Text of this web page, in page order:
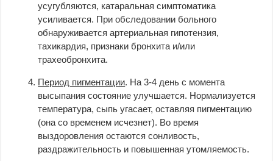
усугубляются, катаральная симптоматика
усиливается. При обследовании больного
обнаруживается артериальная гипотензия,
тахикардия, признаки бронхита и/или
трахеобронхита.
Период пигментации. На 3-4 день с момента
высыпания состояние улучшается. Нормализуется
температура, сыпь угасает, оставляя пигментацию
(она со временем исчезнет). Во время
выздоровления остаются сонливость,
раздражительность и повышенная утомляемость.